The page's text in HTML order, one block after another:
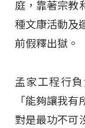
庭，靠著宗教
種文康活動及
前假釋出獄。
孟家工程行
「能夠讓我
對是最功不可